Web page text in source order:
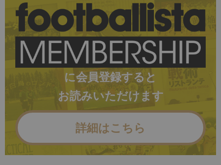
に会員登録すると
お読みいただけます
詳細はこちら